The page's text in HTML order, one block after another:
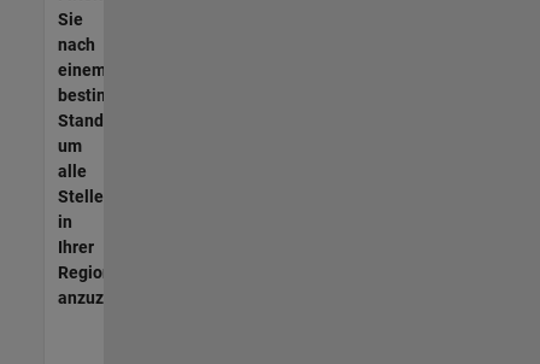
Sie
nach
einem
bestimmten
Standort,
um
alle
Stellenangebote
in
Ihrer
Region
anzuzeigen.